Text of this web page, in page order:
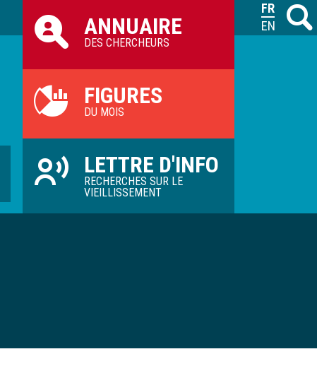
M
ILVV
ANNUAIRE
DES CHERCHEURS
FIGURES
DU MOIS
LETTRE D'INFO
RECHERCHES SUR LE
VIEILLISSEMENT
FRANÇAIS
ENGLISH